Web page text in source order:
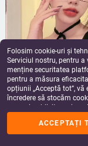
Ochelari retro din metal
inferioare pentru femeie
pur net roșu regal sora
fără lentile
54.09Lei
Folosim cookie-uri și
Serviciul nostru, pentru
menține securitatea
pentru a măsura
opțiunii „Acceptă tot”,
încredere să stocăm
scopuri publicitare și
făcând clic pe
rugăm să consultați
ACCEPTAȚI